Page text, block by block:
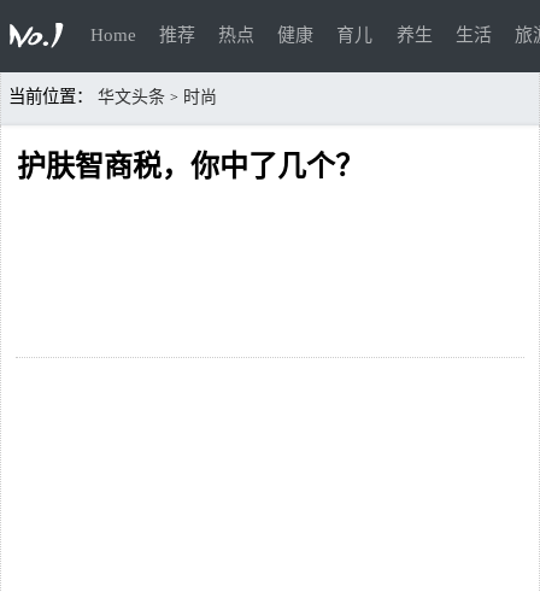
Home 推荐 热点 健康 育儿 养生 生活 旅
当前位置： 华文头条 > 时尚
护肤智商税，你中了几个？